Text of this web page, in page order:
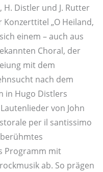
H. Distler und J. Rutter
„O Heiland,
einem – auch aus
Choral, der
mit dem
nach dem
in Hugo Distlers
von John
per il santissimo
Programm mit
ab. So prägen